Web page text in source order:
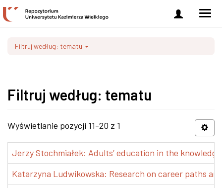
Zaloguj
się
Filtruj według: tematu
Filtruj według: tematu
Wyświetlanie pozycji 11-20 z 1
Jerzy Stochmiałek: Adults’ education in the
Katarzyna Ludwikowska: Research on career paths